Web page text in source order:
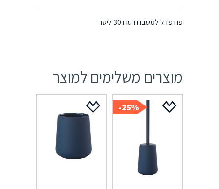
פח פדל למטבח רטרו 30 ליטר
מוצרים משלימים למוצר
25%-